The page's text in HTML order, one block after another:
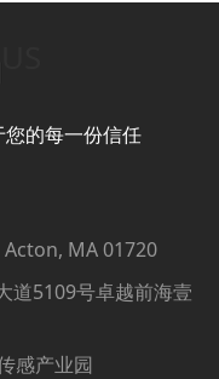
的每一份信任
MA 01720
道5109号卓越前海壹
感产业园